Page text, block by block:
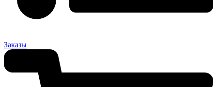
Заказы